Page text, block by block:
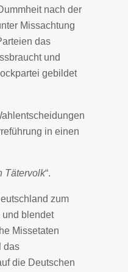
nach der
Missachtung
das
und
gebildet
in einen
Tätervolk“.
zum
blendet
Missetaten
das
die Deutschen